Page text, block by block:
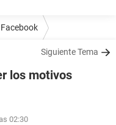
Facebook
Siguiente Tema
los motivos
02:30